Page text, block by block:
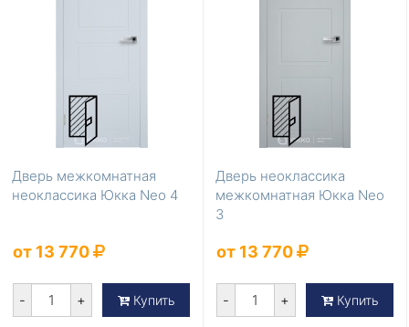
Дверь межкомнатная
неоклассика Юкка Neo 4
от 13 770
- + Купить
Дверь неоклассика
межкомнатная Юкка Neo
3
от 13 770
- + Купить